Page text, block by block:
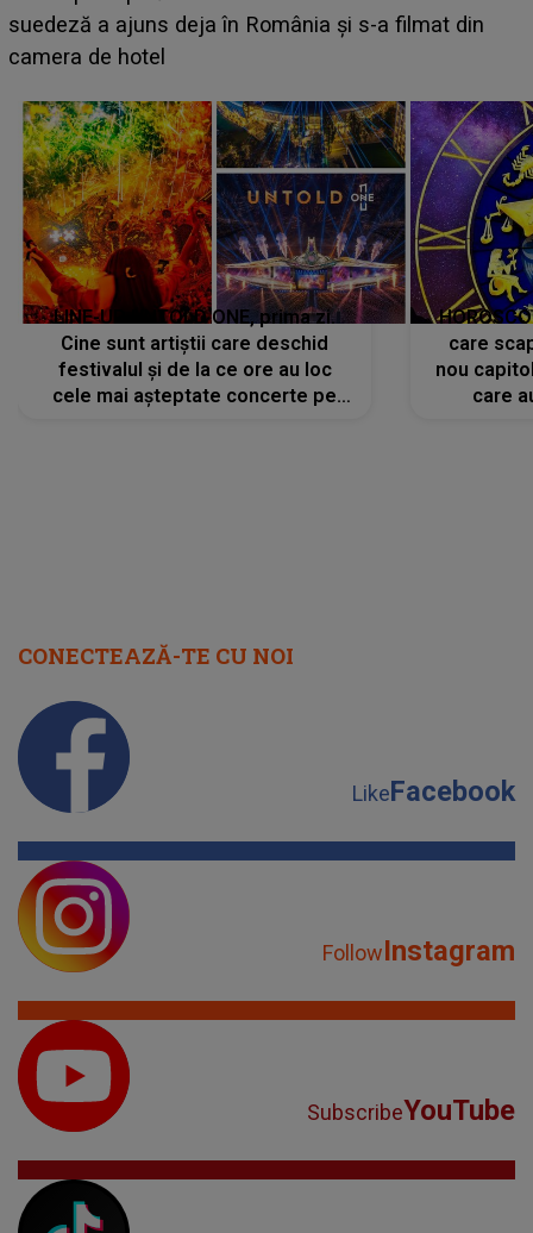
LINE-UP UNTOLD ONE, prima zi.
Cine sunt artiștii care deschid
festivalul și de la ce ore au loc
cele mai așteptate concerte pe
scena principală?
care
nou
care